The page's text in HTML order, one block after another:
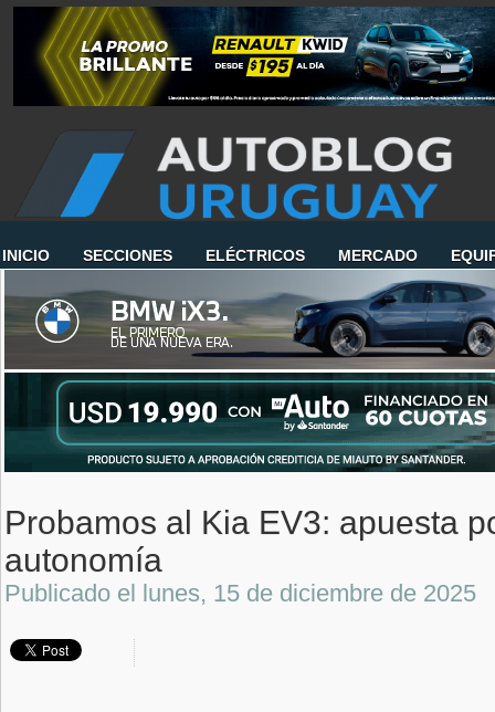
INICIO SECCIONES ELÉCTRICOS MERCADO
Probamos al Kia EV3: apuesta
autonomía
Publicado el lunes, 15 de diciembre de 2025